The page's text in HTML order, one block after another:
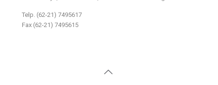
Telp. (62-21) 7495617
Fax (62-21) 7495615